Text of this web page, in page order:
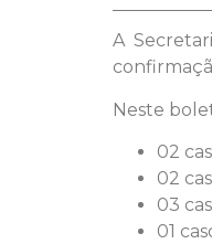
A
Neste
02
02
03
01